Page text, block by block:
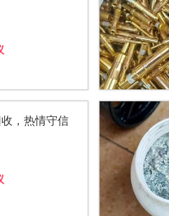
，热情守信